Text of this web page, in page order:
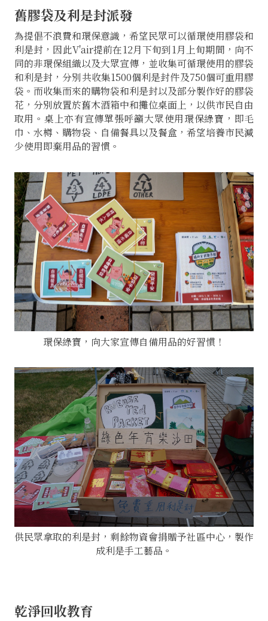
舊膠袋及利是封派發
為提倡不浪費和環保意識，希望民眾可以循環使用膠袋和
利是封，因此V'air提前在12月下旬到1月上旬期間，向不
同的非環保組織以及大眾宣傳，並收集可循環使用的膠袋
和利是封，分別共收集1500個利是封件及750個可重用膠
袋。而收集而來的購物袋和利是封以及部分製作好的膠袋
花，分別放置於舊木酒箱中和攤位桌面上，以供市民自由
取用。桌上亦有宣傳單張呼籲大眾使用環保綠寶，即毛
巾、水樽、購物袋、自備餐具以及餐盒，希望培養市民減
少使用即棄用品的習慣。
環保綠寶，向大家宣傳自備用品的好習慣！
供民眾拿取的利是封，剩餘物資會捐贈予社區中心，製作
成利是手工藝品。
乾淨回收教育